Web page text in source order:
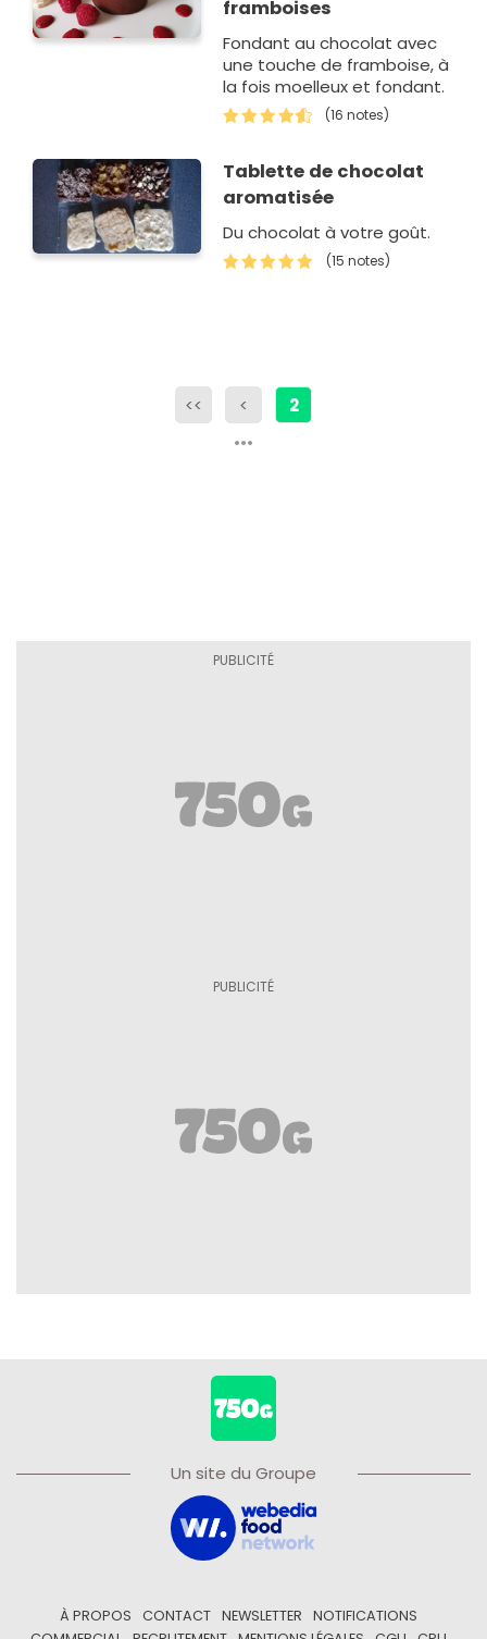
framboises
Fondant au chocolat avec
une touche de framboise, à
la fois moelleux et fondant.
(16 notes)
Tablette de chocolat
aromatisée
Du chocolat à votre goût.
(15 notes)
<< < 2
Un site du Groupe
À PROPOS CONTACT NEWSLETTER
NOTIFICATIONS